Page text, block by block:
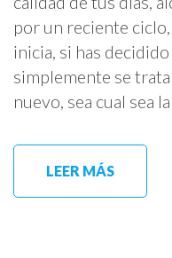
por un reciente
inicia, si has
simplemente se
nuevo, sea cual sea
LEER MÁS